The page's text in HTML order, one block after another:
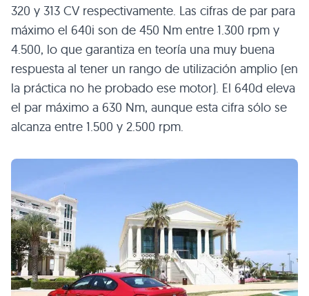
320 y 313 CV respectivamente. Las cifras de par para
máximo el 640i son de 450 Nm entre 1.300 rpm y
4.500, lo que garantiza en teoría una muy buena
respuesta al tener un rango de utilización amplio (en
la práctica no he probado ese motor). El 640d eleva
el par máximo a 630 Nm, aunque esta cifra sólo se
alcanza entre 1.500 y 2.500 rpm.